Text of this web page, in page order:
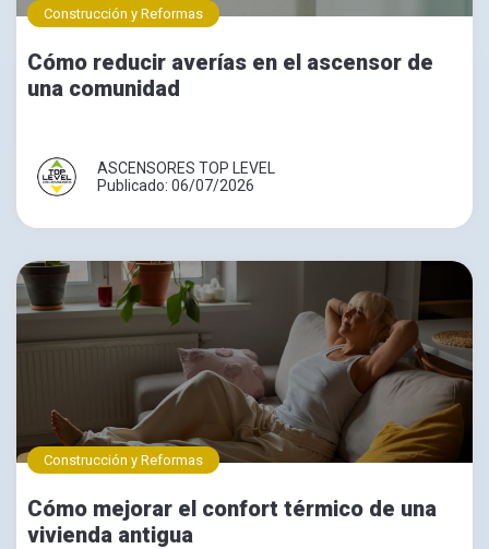
Construcción y Reformas
Cómo reducir averías en el ascensor de
una comunidad
ASCENSORES TOP LEVEL
Publicado: 06/07/2026
Construcción y Reformas
Cómo mejorar el confort térmico de una
vivienda antigua